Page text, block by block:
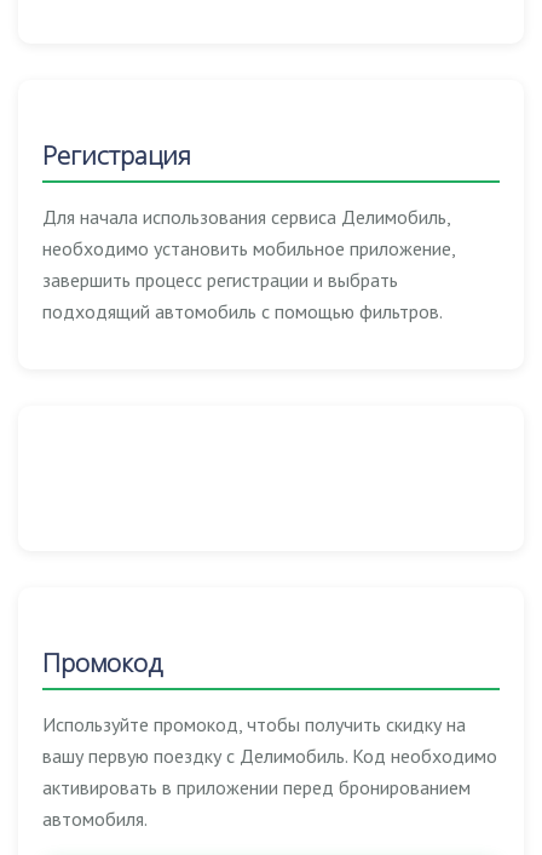
Регистрация
Для начала использования сервиса Делимобиль,
необходимо установить мобильное приложение,
завершить процесс регистрации и выбрать
подходящий автомобиль с помощью фильтров.
Промокод
Используйте промокод, чтобы получить скидку на
вашу первую поездку с Делимобиль. Код необходимо
активировать в приложении перед бронированием
автомобиля.